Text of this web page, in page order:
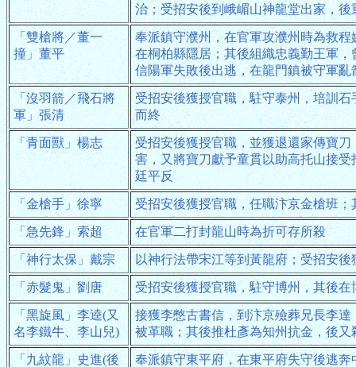
治；受招安後到峨嵋山神龍堂出家，
「雙槍將／董一
撞」董平
奉派鎮守濮州，在官軍攻濮州時為救
在桐柏縣隱居；其後組織忠義勤王軍
信陽軍失敗後出逃，在龍門鎮被守軍亂
「沒羽箭／飛石將
軍」張清
受招安後獲授官職，駐守泰州，培訓
而終
「青面獸」楊志
受招安後獲授官職，並獲退還家傳寶
害，又將寶刀獻予童貫以助高托山接
廷平反
「金槍手」徐寧 受招安後獲授官職，任職汴京金槍班
「急先鋒」索超 在官軍二打封龍山時為折可存所殺
「神行太保」戴宗 以神行法帶宋江等到黃龍府；受招安
「赤髮鬼」劉唐 受招安後獲授官職，駐守博州，其後
「黑旋風」李逵(又
名李鐵牛、李山兒)
接獲李憋古書信，到汴京殮葬兄長李
被革職；其後推杜彥為知州抗金，後
「九紋龍」史進(後
奉派鎮守東平府，在東平府失守後逃